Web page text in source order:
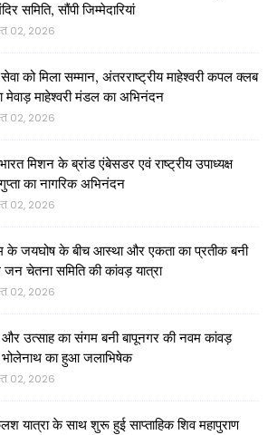
समिति, सौंपी जिम्मेदारियां
02, 2026
को मिला सम्मान, अंतरराष्ट्रीय माहेश्वरी कपल क्लब
मेवाड़ माहेश्वरी मंडल का अभिनंदन
02, 2026
मिशन के ब्रांड एंबेसडर एवं राष्ट्रीय उपाध्यक्ष
का नागरिक अभिनंदन
02, 2026
के जयघोष के बीच आस्था और एकता का प्रतीक बनी
जन चेतना समिति की कांवड़ यात्रा
02, 2026
उत्साह का संगम बनी बापूनगर की नवम कांवड़
भोलेनाथ का हुआ जलाभिषेक
02, 2026
यात्रा के साथ शुरू हुई साप्ताहिक शिव महापुराण